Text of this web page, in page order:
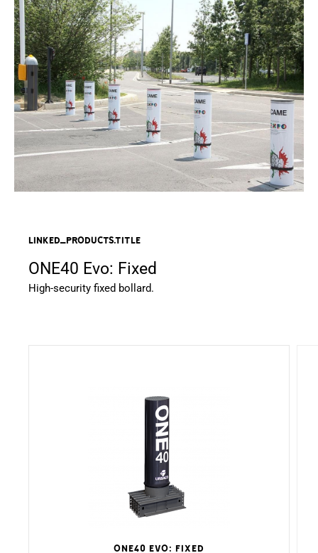
linked_products.title
ONE40 Evo: Fixed
High-security fixed bollard.
ONE40 Evo: Fixed